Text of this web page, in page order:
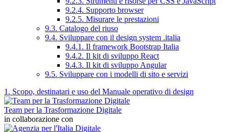
9.2.4. Supporto browser
9.2.5. Misurare le prestazioni
9.3. Catalogo del riuso
9.4. Sviluppare con il design system .italia
9.4.1. Il framework Bootstrap Italia
9.4.2. Il kit di sviluppo React
9.4.3. Il kit di sviluppo Angular
9.5. Sviluppare con i modelli di sito e servizi
1. Scopo, destinatari e uso del Manuale operativo di design
Team per la Trasformazione Digitale
in collaborazione con